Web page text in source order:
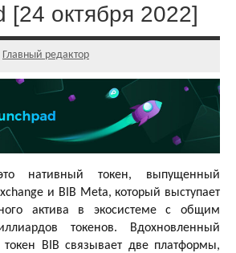
[24 октября 2022]
Главный редактор
нативный токен, выпущенный
и BIB Meta, который выступает
актива в экосистеме с общим
токенов. Вдохновленный
BIB связывает две платформы,